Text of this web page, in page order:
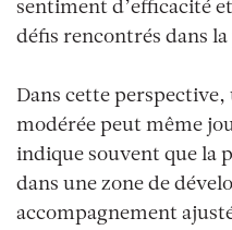
sentiment d’efficacité
défis rencontrés dans
Dans cette
modérée peut même
indique souvent que la
dans une zone de
accompagnement